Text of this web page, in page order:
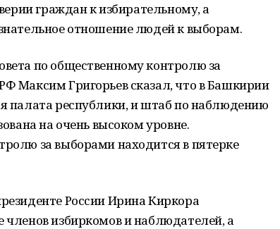
граждан к избирательному, а
отношение людей к выборам.
по общественному контролю за
Максим Григорьев сказал, что в Башкирии
палата республики, и штаб по наблюдению
на очень высоком уровне.
за выборами находится в пятерке
России Ирина Киркора
избиркомов и наблюдателей, а